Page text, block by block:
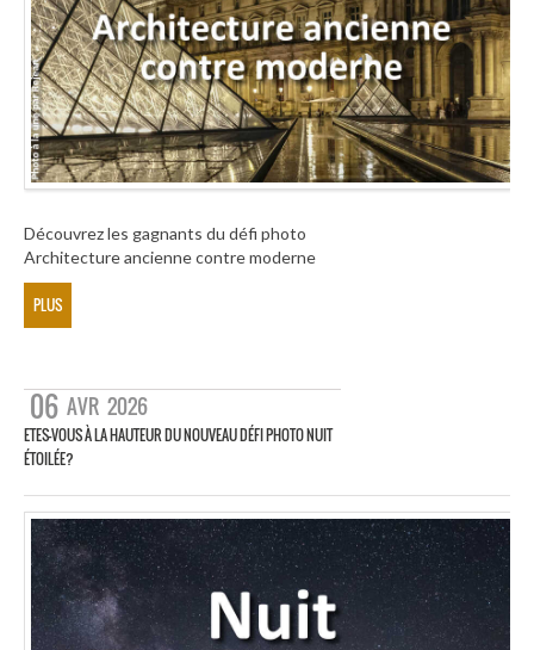
Découvrez les gagnants du défi photo
Architecture ancienne contre moderne
PLUS
06 AVR 2026
ETES-VOUS À LA HAUTEUR DU NOUVEAU DÉFI PHOTO NUIT
ÉTOILÉE?